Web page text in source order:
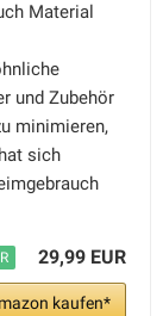
Material
und Zubehör
minimieren,
sich
29,99 EUR
kaufen*